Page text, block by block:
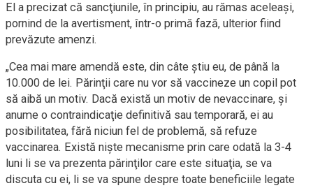
El a precizat că sancţiunile, în principiu, au rămas aceleaşi,
pornind de la avertisment, într-o primă fază, ulterior fiind
prevăzute amenzi.
„Cea mai mare amendă este, din câte ştiu eu, de până la
10.000 de lei. Părinţii care nu vor să vaccineze un copil pot
să aibă un motiv. Dacă există un motiv de nevaccinare, şi
anume o contraindicaţie definitivă sau temporară, ei au
posibilitatea, fără niciun fel de problemă, să refuze
vaccinarea. Există nişte mecanisme prin care odată la 3-4
luni li se va prezenta părinţilor care este situaţia, se va
discuta cu ei, li se va spune despre toate beneficiile legate